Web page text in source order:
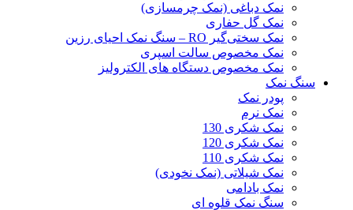
نمک دباغی (نمک چرمسازی)
نمک گل حفاری
نمک سختی‌گیر RO – سنگ نمک احیای رزین
نمک مخصوص سالت اسپری
نمک مخصوص دستگاه های الکترولیز
سنگ نمک
پودر نمک
نمک نرم
نمک شکری 130
نمک شکری 120
نمک شکری 110
نمک شیلاتی (نمک نخودی)
نمک بادامی
سنگ نمک قلوه ای